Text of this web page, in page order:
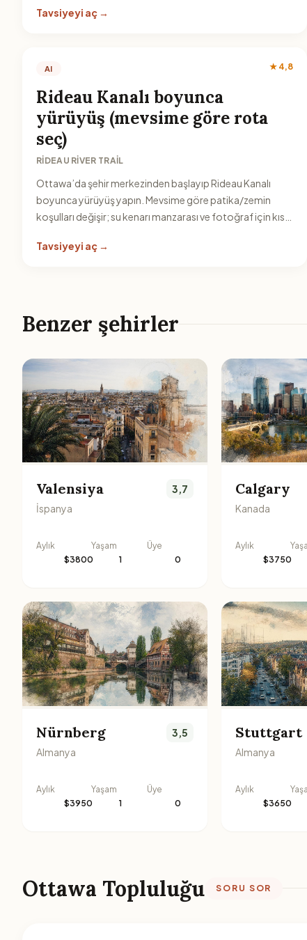
Tavsiyeyi aç →
AI ★ 4,8
Rideau Kanalı boyunca
yürüyüş (mevsime göre rota
seç)
RIDEAU RIVER TRAIL
Ottawa’da şehir merkezinden başlayıp Rideau Kanalı
boyunca yürüyüş yapın. Mevsime göre patika/zemin
koşulları değişir; su kenarı manzarası ve fotoğraf için kısa
Tavsiyeyi aç →
Benzer şehirler
Valensiya
İspanya
3,7
Aylık
$3800
Yaşam
1
Üye
0
Calgary
Kanada
Aylık
$3750
Nürnberg
Almanya
3,5
Aylık
$3950
Yaşam
1
Üye
0
Stuttgart
Almanya
Aylık
$3650
Ottawa Topluluğu SORU SOR